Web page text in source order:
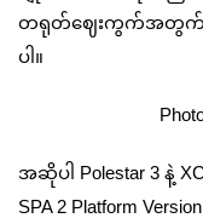
တရုတ်ဈေးကွက်အတွက်
ပါ။
အဆိုပါ Polestar 3 နဲ့
SPA 2 Platform